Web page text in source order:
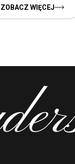
ZOBACZ WIĘCEJ